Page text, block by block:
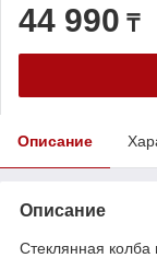
44 990 ₸
Описание
Описание
Стеклянная колба